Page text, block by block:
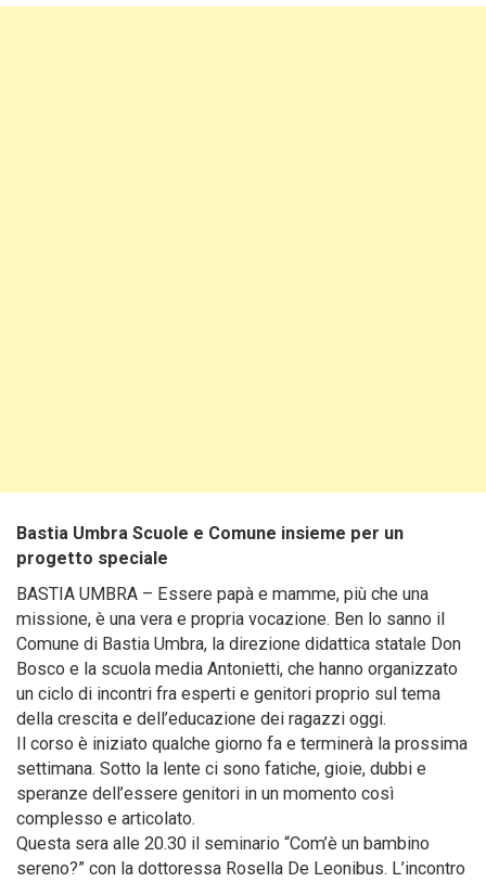
Bastia Umbra Scuole e Comune insieme per un
progetto speciale
BASTIA UMBRA – Essere papà e mamme, più che una
missione, è una vera e propria vocazione. Ben lo sanno il
Comune di Bastia Umbra, la direzione didattica statale Don
Bosco e la scuola media Antonietti, che hanno organizzato
un ciclo di incontri fra esperti e genitori proprio sul tema
della crescita e dell’educazione dei ragazzi oggi.
Il corso è iniziato qualche giorno fa e terminerà la prossima
settimana. Sotto la lente ci sono fatiche, gioie, dubbi e
speranze dell’essere genitori in un momento così
complesso e articolato.
Questa sera alle 20.30 il seminario “Com’è un bambino
sereno?” con la dottoressa Rosella De Leonibus. L’incontro